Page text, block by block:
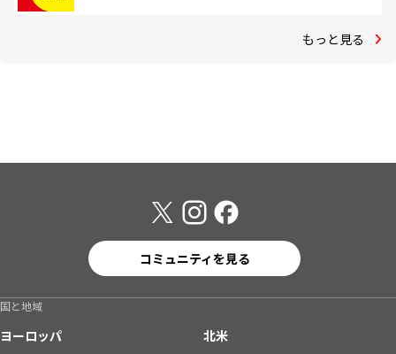
もっと見る
コミュニティを見る
国と地域
ヨーロッパ
北米